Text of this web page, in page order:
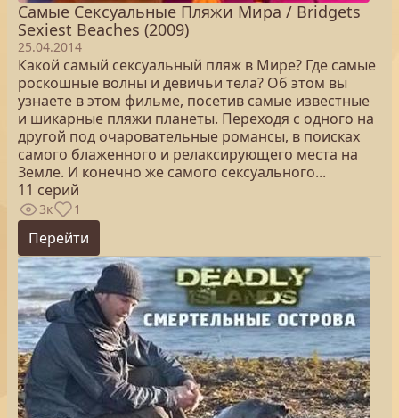
Самые Сексуальные Пляжи Мира / Bridgets
Sexiest Beaches (2009)
25.04.2014
Какой самый сексуальный пляж в Мире? Где самые
роскошные волны и девичьи тела? Об этом вы
узнаете в этом фильме, посетив самые известные
и шикарные пляжи планеты. Переходя с одного на
другой под очаровательные романсы, в поисках
самого блаженного и релаксирующего места на
Земле. И конечно же самого сексуального...
11 серий
3к 1
Перейти